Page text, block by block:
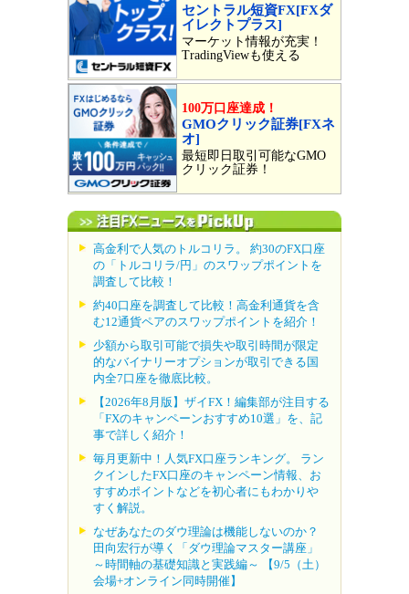
セントラル短資FX[FXダ
イレクトプラス]
マーケット情報が充実！
TradingViewも使える
100万口座達成！
GMOクリック証券[FXネ
オ]
最短即日取引可能なGMO
クリック証券！
高金利で人気のトルコリラ。 約30のFX口座
の「トルコリラ/円」のスワップポイントを
調査して比較！
約40口座を調査して比較！高金利通貨を含
む12通貨ペアのスワップポイントを紹介！
少額から取引可能で損失や取引時間が限定
的なバイナリーオプションが取引できる国
内全7口座を徹底比較。
【2026年8月版】ザイFX！編集部が注目する
「FXのキャンペーンおすすめ10選」を、記
事で詳しく紹介！
毎月更新中！人気FX口座ランキング。 ラン
クインしたFX口座のキャンペーン情報、お
すすめポイントなどを初心者にもわかりや
すく解説。
なぜあなたのダウ理論は機能しないのか？
田向宏行が導く「ダウ理論マスター講座」
～時間軸の基礎知識と実践編～ 【9/5（土）
会場+オンライン同時開催】